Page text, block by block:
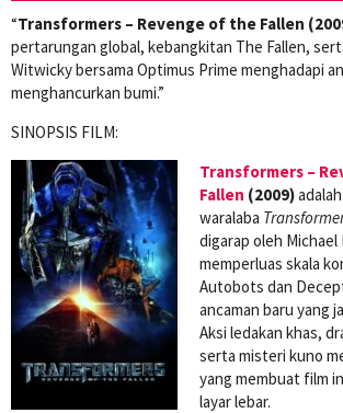
“Transformers – Revenge of the Fallen
pertarungan global, kebangkitan The Fallen,
Witwicky bersama Optimus Prime menghadapi
menghancurkan bumi.”
SINOPSIS FILM:
Transformers –
Fallen (2009)
waralaba
digarap oleh Michael
memperluas skala
Autobots dan
ancaman baru yang
Aksi ledakan khas,
serta misteri kuno
yang membuat film
layar lebar.